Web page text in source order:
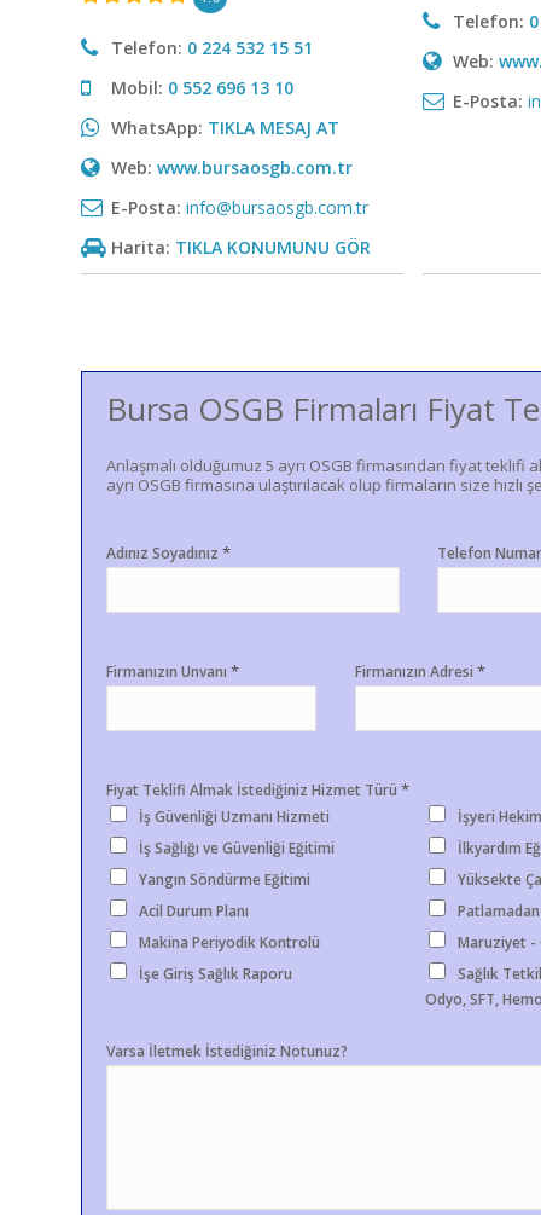
Telefon: 0 224 532 15 51
Mobil: 0 552 696 13 10
WhatsApp: TIKLA MESAJ AT
Web: www.bursaosgb.com.tr
E-Posta: info@bursaosgb.com.tr
Harita: TIKLA KONUMUNU GÖR
Telefon:
Web:
E-Posta:
Bursa OSGB Firmaları Fiyat
Anlaşmalı olduğumuz 5 ayrı OSGB firmasından fiyat
ayrı OSGB firmasına ulaştırılacak olup firmaların size
Adınız Soyadınız * Telefon
Firmanızın Unvanı * Firmanızın Adresi *
Fiyat Teklifi Almak İstediğiniz Hizmet Türü *
İş Güvenliği Uzmanı Hizmeti İşyeri
İş Sağlığı ve Güvenliği Eğitimi
İlkyardım
Yangın Söndürme Eğitimi
Yüksekte
Acil Durum Planı
Makina Periyodik Kontrolü
Maruziyet -
İşe Giriş Sağlık Raporu
Sağlık
Odyo, SFT,
Varsa İletmek İstediğiniz Notunuz?